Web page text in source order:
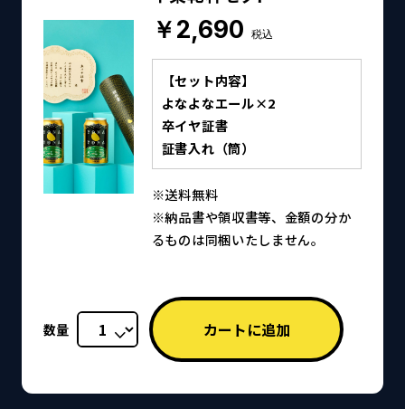
￥2,690 税込
【セット内容】
よなよなエール×2
卒イヤ証書
証書入れ（筒）
※送料無料
※納品書や領収書等、金額の分か
るものは同梱いたしません。
数量